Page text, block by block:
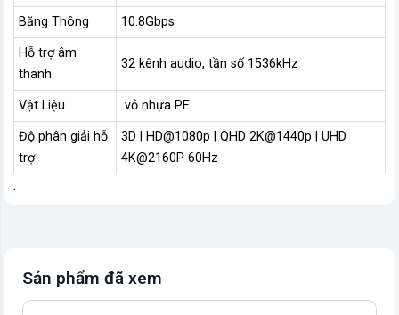
Băng Thông 10.8Gbps
Hỗ trợ âm
thanh
32 kênh audio, tần số 1536kHz
Vật Liệu vỏ nhựa PE
Độ phân giải hỗ
trợ
3D | HD@1080p | QHD 2K@1440p | UHD
4K@2160P 60Hz
.
Sản phẩm đã xem